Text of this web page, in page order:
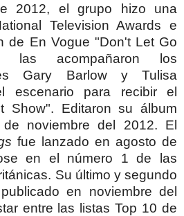
2012, el grupo hizo una
Television Awards e
de En Vogue "Don't Let Go
las acompañaron los
Gary Barlow y Tulisa
escenario para recibir el
Show". Editaron su álbum
noviembre del 2012. El
fue lanzado en agosto de
en el número 1 de las
Su último y segundo
en noviembre del
entre las listas Top 10 de